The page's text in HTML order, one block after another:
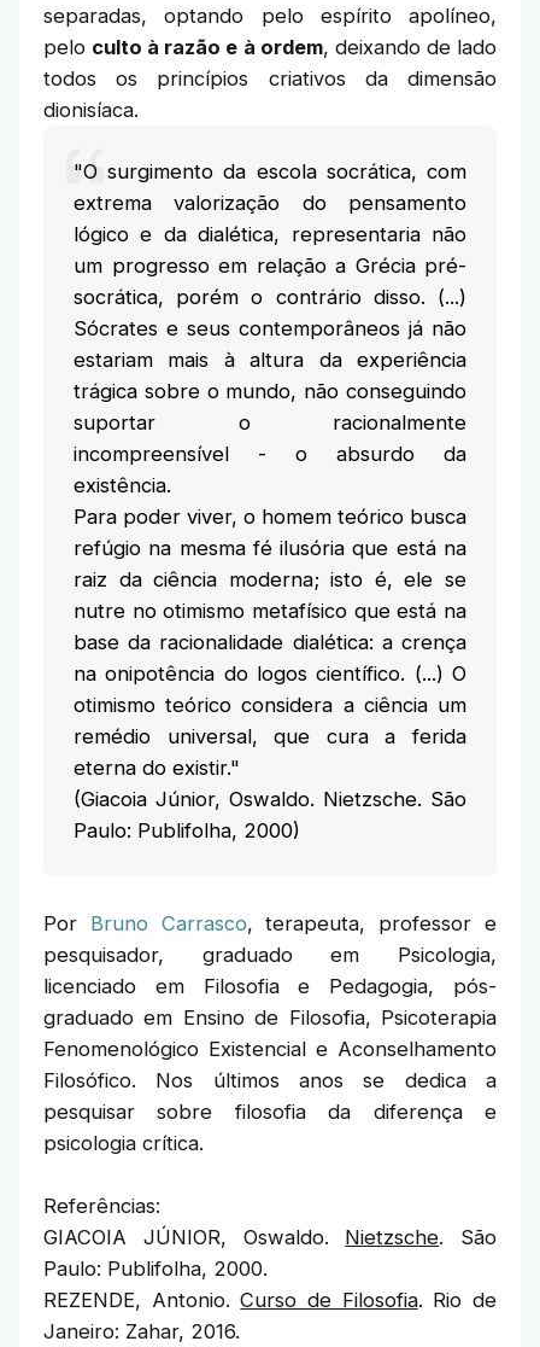
separadas, optando pelo espírito apolíneo,
pelo culto à razão e à ordem, deixando de lado
todos os princípios criativos da dimensão
dionisíaca.
"O surgimento da escola socrática, com
extrema valorização do pensamento
lógico e da dialética, representaria não
um progresso em relação a Grécia pré-
socrática, porém o contrário disso. (...)
Sócrates e seus contemporâneos já não
estariam mais à altura da experiência
trágica sobre o mundo, não conseguindo
suportar o racionalmente
incompreensível - o absurdo da
existência.
Para poder viver, o homem teórico busca
refúgio na mesma fé ilusória que está na
raiz da ciência moderna; isto é, ele se
nutre no otimismo metafísico que está na
base da racionalidade dialética: a crença
na onipotência do logos científico. (...) O
otimismo teórico considera a ciência um
remédio universal, que cura a ferida
eterna do existir."
(Giacoia Júnior, Oswaldo. Nietzsche. São
Paulo: Publifolha, 2000)
Por Bruno Carrasco, terapeuta, professor e
pesquisador, graduado em Psicologia,
licenciado em Filosofia e Pedagogia, pós-
graduado em Ensino de Filosofia, Psicoterapia
Fenomenológico Existencial e Aconselhamento
Filosófico. Nos últimos anos se dedica a
pesquisar sobre filosofia da diferença e
psicologia crítica.
Referências:
GIACOIA JÚNIOR, Oswaldo. Nietzsche. São
Paulo: Publifolha, 2000.
REZENDE, Antonio.Curso de Filosofia. Rio de
Janeiro: Zahar, 2016.